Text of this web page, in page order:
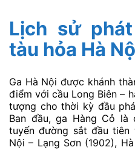
Lịch sử
tàu hỏa Hà
Ga Hà Nội được khánh
điểm với cầu Long Biên –
tượng cho thời kỳ đầu
Ban đầu, ga Hàng Cỏ là
tuyến đường sắt đầu tiên
Nội – Lạng Sơn (1902),